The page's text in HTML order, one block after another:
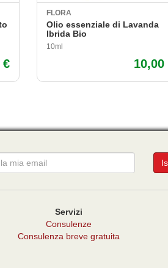
€
FLORA
Olio essenziale di Lavanda
Ibrida Bio
10ml
10,00
Servizi
Consulenze
Consulenza breve gratuita